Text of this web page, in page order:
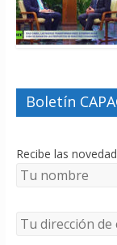
Boletín
Recibe las